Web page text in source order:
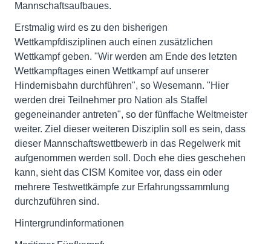
Mannschaftsaufbaues.
Erstmalig wird es zu den bisherigen
Wettkampfdisziplinen auch einen zusätzlichen
Wettkampf geben. "Wir werden am Ende des letzten
Wettkampftages einen Wettkampf auf unserer
Hindernisbahn durchführen", so Wesemann. "Hier
werden drei Teilnehmer pro Nation als Staffel
gegeneinander antreten", so der fünffache Weltmeister
weiter. Ziel dieser weiteren Disziplin soll es sein, dass
dieser Mannschaftswettbewerb in das Regelwerk mit
aufgenommen werden soll. Doch ehe dies geschehen
kann, sieht das CISM Komitee vor, dass ein oder
mehrere Testwettkämpfe zur Erfahrungssammlung
durchzuführen sind.
Hintergrundinformationen